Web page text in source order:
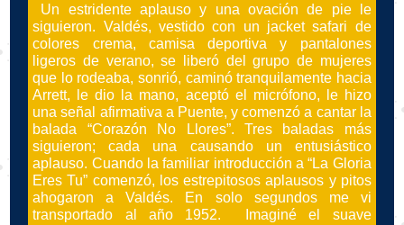
Un estridente aplauso y una ovación de pie le
siguieron. Valdés, vestido con un jacket safari de
colores crema, camisa deportiva y pantalones
ligeros de verano, se liberó del grupo de mujeres
que lo rodeaba, sonrió, caminó tranquilamente hacia
Arrett, le dio la mano, aceptó el micrófono, le hizo
una señal afirmativa a Puente, y comenzó a cantar la
balada “Corazón No Llores”. Tres baladas más
siguieron; cada una causando un entusiástico
aplauso. Cuando la familiar introducción a “La Gloria
Eres Tu” comenzó, los estrepitosos aplausos y pitos
ahogaron a Valdés. En solo segundos me vi
transportado al año 1952. Imaginé el suave